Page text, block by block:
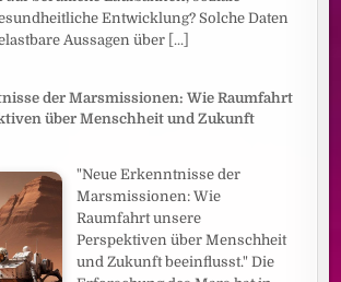
Entwicklung? Solche Daten
Aussagen über [...]
der Marsmissionen: Wie Raumfahrt
über Menschheit und Zukunft
"Neue Erkenntnisse der
Marsmissionen: Wie
Raumfahrt unsere
Perspektiven über Menschheit
und Zukunft beeinflusst." Die